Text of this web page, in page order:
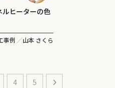
ヒーターの色
事例 山本 さくら
4 5